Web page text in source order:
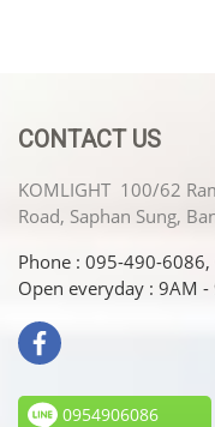
CONTACT US
KOMLIGHT 100/62
Road, Saphan Sung,
Phone : 095-490-
Open everyday : 9AM -
0954906086